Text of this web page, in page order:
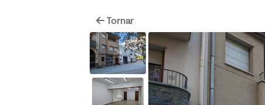
Tornar